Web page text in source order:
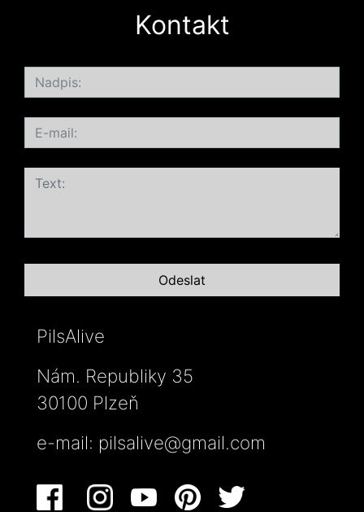
Kontakt
PilsAlive
Nám. Republiky 35
30100 Plzeň
e-mail: pilsalive@gmail.com